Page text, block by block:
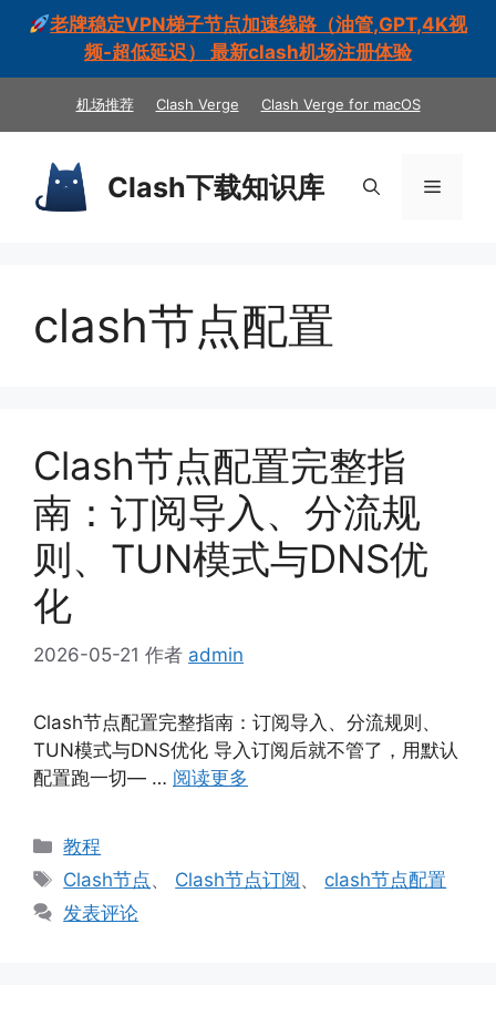
老牌稳定VPN梯子节点加速线路（油管,GPT,4K视
频-超低延迟） 最新clash机场注册体验
机场推荐 Clash Verge Clash Verge for macOS
Clash下载知识库 菜
clash节点配置
Clash节点配置完整指
南：订阅导入、分流规
则、TUN模式与DNS优
化
2026-05-21 作者 admin
Clash节点配置完整指南：订阅导入、分流规则、
TUN模式与DNS优化 导入订阅后就不管了，用默认
配置跑一切— … 阅读更多
分
类
教程
标
签
Clash节点、 Clash节点订阅、 clash节点配置
发表评论